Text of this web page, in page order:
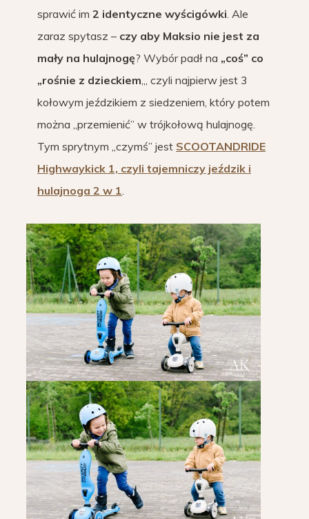
sprawić im 2 identyczne wyścigówki. Ale
zaraz spytasz – czy aby Maksio nie jest za
mały na hulajnogę? Wybór padł na „coś” co
„rośnie z dzieckiem„, czyli najpierw jest 3
kołowym jeździkiem z siedzeniem, który potem
można „przemienić” w trójkołową hulajnogę.
Tym sprytnym „czymś” jest SCOOTANDRIDE
Highwaykick 1, czyli tajemniczy jeździk i
hulajnoga 2 w 1.